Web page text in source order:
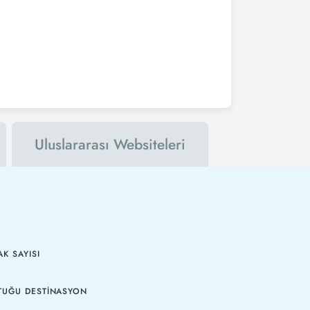
Uluslararası Websiteleri
SAYISI
DESTINASYON